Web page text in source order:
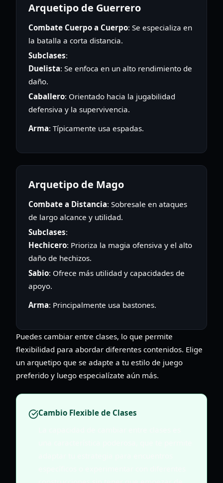
Arquetipo de Guerrero
Combate Cuerpo a Cuerpo: Se especializa en
la batalla a corta distancia.
Subclases:
Duelista: Se enfoca en un alto rendimiento de
daño.
Caballero: Orientado hacia la jugabilidad
defensiva y la supervivencia.
Arma: Típicamente usa espadas.
Arquetipo de Mago
Combate a Distancia: Sobresale en ataques
de largo alcance y utilidad.
Subclases:
Hechicero: Prioriza la magia ofensiva y el alto
daño de hechizos.
Sabio: Ofrece más utilidad y capacidades de
apoyo.
Arma: Principalmente usa bastones.
Puedes cambiar entre clases, lo que permite
flexibilidad para abordar diferentes contenidos. Elige
un arquetipo que se adapte a tu estilo de juego
preferido y luego especialízate aún más.
Cambio Flexible de Clases